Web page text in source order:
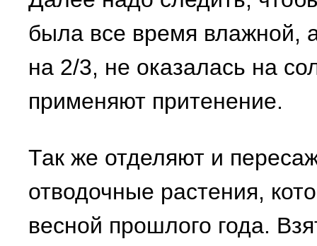
была все время влажной,
на 2/3, не оказалась на
применяют притенение.
Так же отделяют и
отводочные растения,
весной прошлого года.